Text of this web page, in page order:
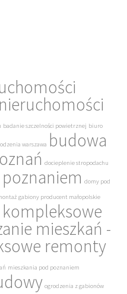
badanie szczelności powietrznej biuro
warszawa budowa
docieplenie stropodachu
domy pod
gabiony producent małopolskie
kompleksowe
mieszkań -
remonty
mieszkania pod poznaniem
ogrodzenia z gabionów